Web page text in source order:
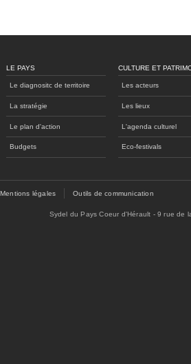
LE PAYS
Le diagnositc de territoire
La stratégie
Le plan d'action
Budgets
CULTURE ET
Les acteurs
Les lieux
L'agenda culturel
Eco-festivals
Mentions légales Outils de communication
Sydel du Pays Coeur d'Hérault - 9 rue de